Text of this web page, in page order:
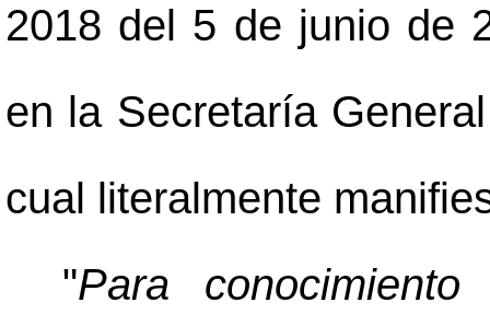
2018 del 5 de junio de
en la Secretaría
cual literalmente
"Para